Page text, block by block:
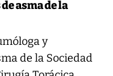
asma de la
y
de la Sociedad